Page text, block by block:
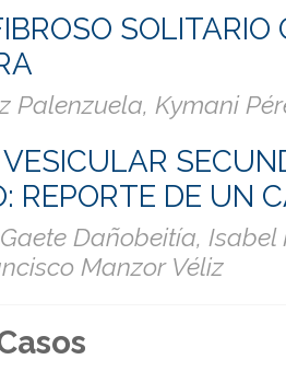
SOLITARIO
Palenzuela, Kymani
REPORTE DE UN
Dañobeitía, Isabel
Manzor Véliz